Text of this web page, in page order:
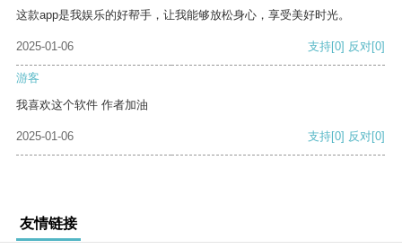
这款app是我娱乐的好帮手，让我能够放松身心，享受美好时光。
2025-01-06 支持[0] 反对[0]
游客
我喜欢这个软件 作者加油
2025-01-06 支持[0] 反对[0]
友情链接